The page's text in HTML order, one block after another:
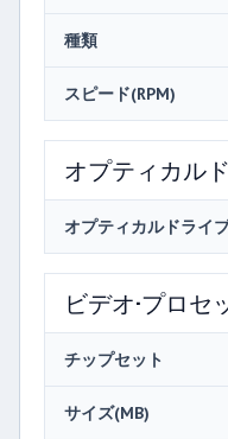
種類
スピード(RPM)
オプティカル
オプティカルドライ
ビデオ·プロセ
チップセット
サイズ(MB)